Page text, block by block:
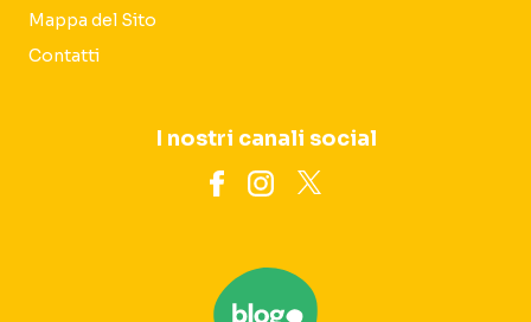
Mappa del Sito
Contatti
I nostri canali social